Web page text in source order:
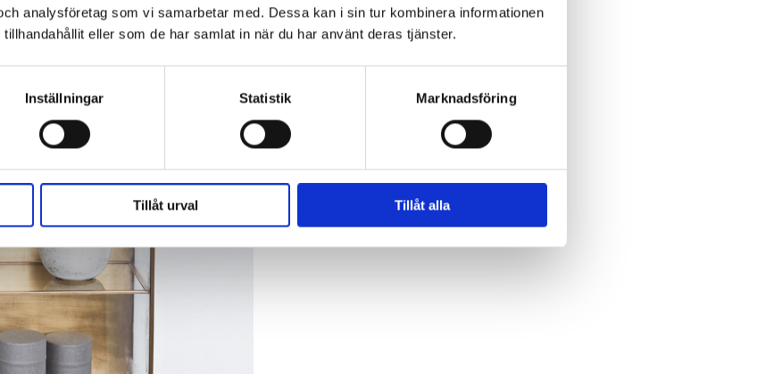
analysföretag som vi samarbetar med. Dessa kan i sin tur kombinera informationen
eller som de har samlat in när du har använt deras tjänster.
Inställningar Statistik Marknadsföring
Tillåt urval Tillåt alla